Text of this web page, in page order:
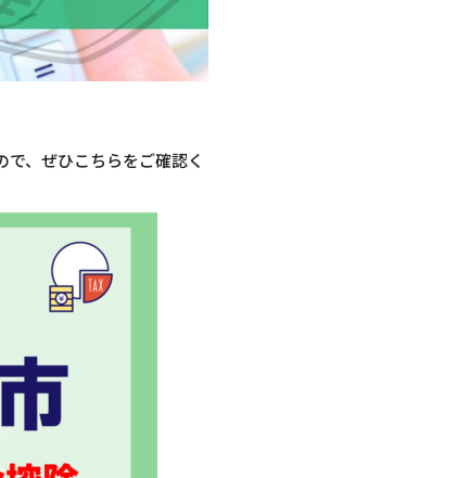
で、ぜひこちらをご確認く